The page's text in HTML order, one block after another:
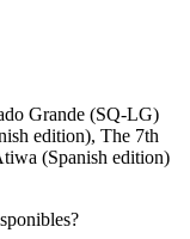
Grande (SQ-LG)
edition), The 7th
(Spanish edition)